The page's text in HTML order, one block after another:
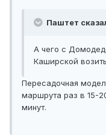
Паштет
А чего с
Каширской
Пересадочная
маршрута раз в 15-
минут.